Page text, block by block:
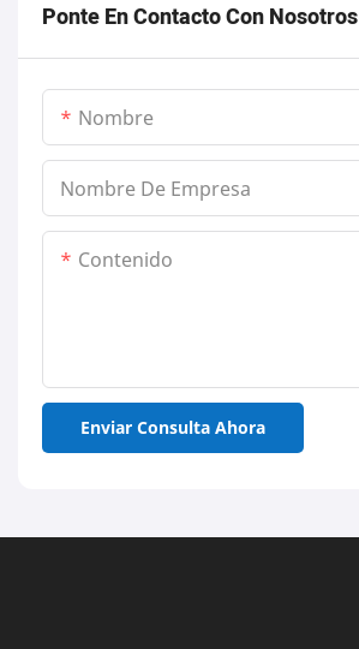
Ponte En Contacto Con Nosotros
Nombre
Nombre De Empresa
Contenido
Enviar Consulta Ahora